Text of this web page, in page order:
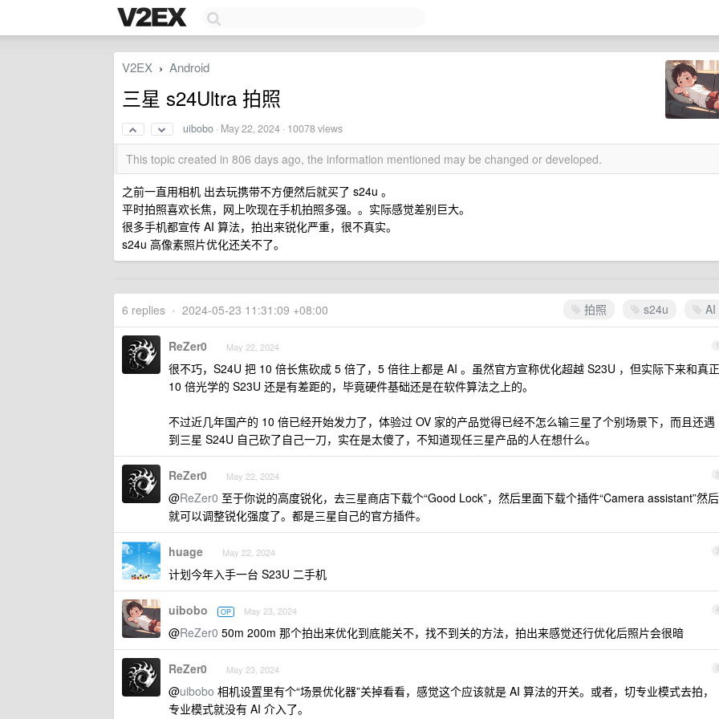
V2EX › Android
三星 s24Ultra 拍照
uibobo · May 22, 2024 · 10078 views
This topic created in 806 days ago, the information mentioned may be changed or developed.
之前一直用相机 出去玩携带不方便然后就买了 s24u 。
平时拍照喜欢长焦，网上吹现在手机拍照多强。。实际感觉差别巨大。
很多手机都宣传 AI 算法，拍出来锐化严重，很不真实。
s24u 高像素照片优化还关不了。
拍照 s24u AI
6 replies • 2024-05-23 11:31:09 +08:00
1
ReZer0 May 22, 2024
很不巧，S24U 把 10 倍长焦砍成 5 倍了，5 倍往上都是 AI 。虽然官方宣称优化超越 S23U ，但实际下来和真正
10 倍光学的 S23U 还是有差距的，毕竟硬件基础还是在软件算法之上的。
不过近几年国产的 10 倍已经开始发力了，体验过 OV 家的产品觉得已经不怎么输三星了个别场景下，而且还遇
到三星 S24U 自己砍了自己一刀，实在是太傻了，不知道现任三星产品的人在想什么。
2
ReZer0 May 22, 2024
@ReZer0 至于你说的高度锐化，去三星商店下载个“Good Lock”，然后里面下载个插件“Camera assistant”然后
就可以调整锐化强度了。都是三星自己的官方插件。
3
huage May 22, 2024
计划今年入手一台 S23U 二手机
4
uibobo OP May 23, 2024
@ReZer0 50m 200m 那个拍出来优化到底能关不，找不到关的方法，拍出来感觉还行优化后照片会很暗
5
ReZer0 May 23, 2024
@uibobo 相机设置里有个“场景优化器”关掉看看，感觉这个应该就是 AI 算法的开关。或者，切专业模式去拍，
专业模式就没有 AI 介入了。